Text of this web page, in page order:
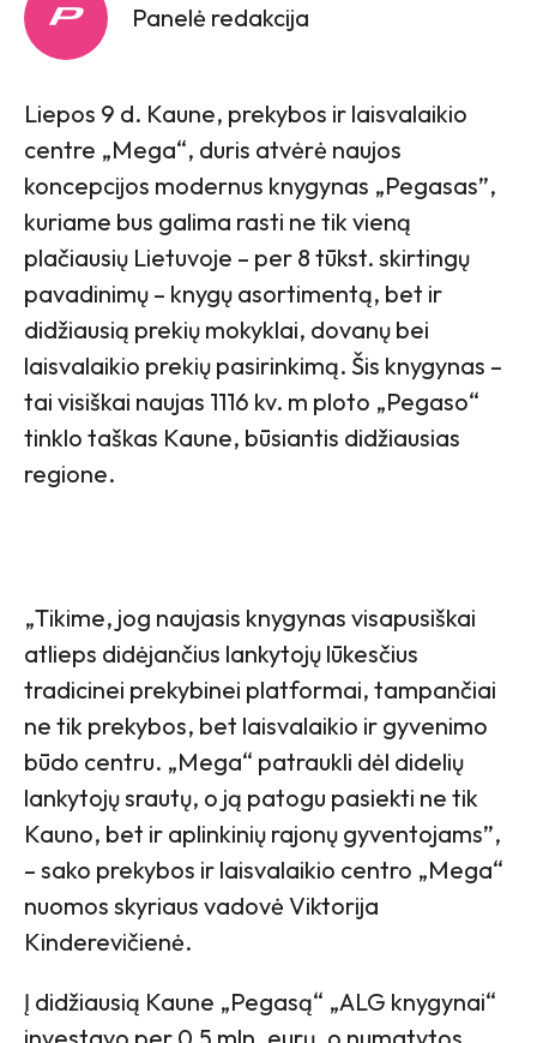
Panelė redakcija
Liepos 9 d. Kaune, prekybos ir laisvalaikio
centre „Mega“, duris atvėrė naujos
koncepcijos modernus knygynas „Pegasas”,
kuriame bus galima rasti ne tik vieną
plačiausių Lietuvoje – per 8 tūkst. skirtingų
pavadinimų – knygų asortimentą, bet ir
didžiausią prekių mokyklai, dovanų bei
laisvalaikio prekių pasirinkimą. Šis knygynas –
tai visiškai naujas 1116 kv. m ploto „Pegaso“
tinklo taškas Kaune, būsiantis didžiausias
regione.
„Tikime, jog naujasis knygynas visapusiškai
atlieps didėjančius lankytojų lūkesčius
tradicinei prekybinei platformai, tampančiai
ne tik prekybos, bet laisvalaikio ir gyvenimo
būdo centru. „Mega“ patraukli dėl didelių
lankytojų srautų, o ją patogu pasiekti ne tik
Kauno, bet ir aplinkinių rajonų gyventojams”,
– sako prekybos ir laisvalaikio centro „Mega“
nuomos skyriaus vadovė Viktorija
Kinderevičienė.
Į didžiausią Kaune „Pegasą“ „ALG knygynai“